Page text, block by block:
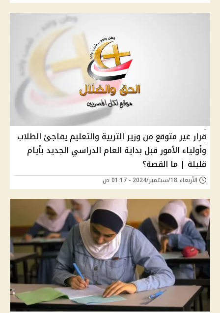
قرار غير متوقع من وزير التربية والتعليم يفاجئ الطلاب
وأولياء الأمور قبل بداية العام الدراسي الجديد بأيام
قليلة | ما القصة؟
الأربعاء 18/سبتمبر/2024 - 01:17 ص